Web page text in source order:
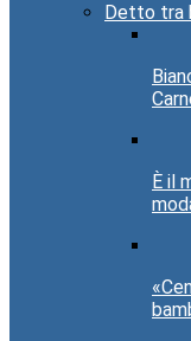
Detto tra
È il